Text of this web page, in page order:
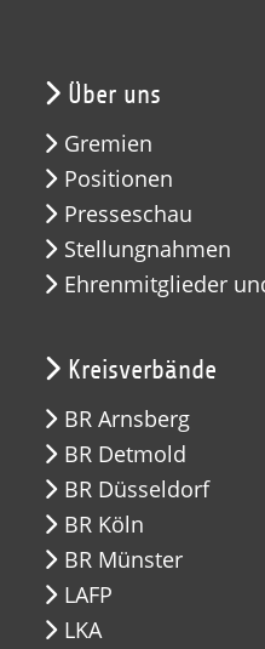
Über uns
Gremien
Positionen
Presseschau
Stellungnahmen
Ehrenmitglieder
Kreisverbände
BR Arnsberg
BR Detmold
BR Düsseldorf
BR Köln
BR Münster
LAFP
LKA